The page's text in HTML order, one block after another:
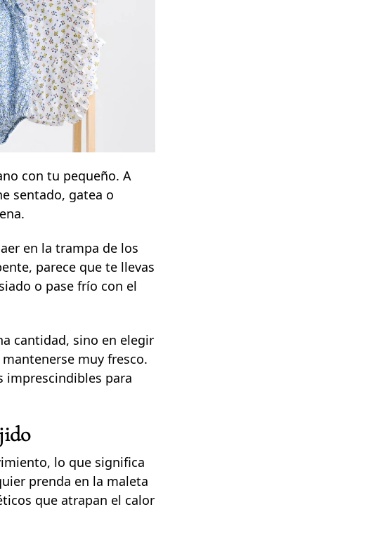
con tu pequeño. A
sentado, gatea o
en la trampa de los
parece que te llevas
o pase frío con el
cantidad, sino en elegir
muy fresco.
imprescindibles para
lo que significa
prenda en la maleta
que atrapan el calor